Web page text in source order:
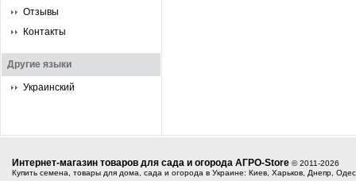
Отзывы
Контакты
Другие языки
Украинский
Интернет-магазин товаров для сада и огорода АГРО-Store © 2011-2026
Купить семена, товары для дома, сада и огорода в Украине: Киев, Харьков, Днепр,